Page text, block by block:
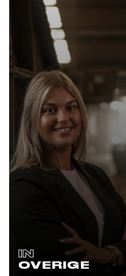
IN
OVERIGE